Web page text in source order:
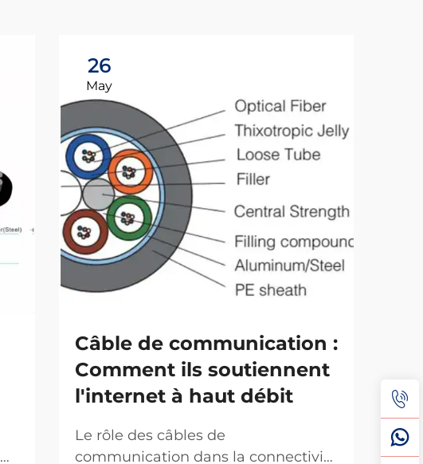
26
May
Câble de communication :
Comment ils soutiennent
l'internet à haut débit
Le rôle des câbles de
communication dans la connectivité
la